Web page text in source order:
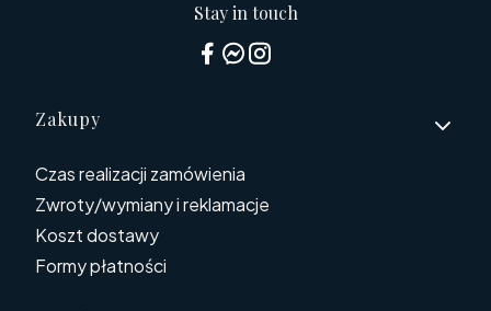
Stay in touch
Linki w stopce
Zakupy
Czas realizacji zamówienia
Zwroty/wymiany i reklamacje
Koszt dostawy
Formy płatności